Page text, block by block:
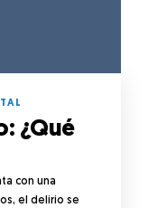
¿Qué
con una
el delirio se